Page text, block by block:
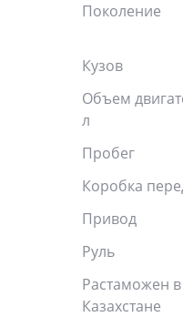
Поколение
Кузов
Объем
л
Пробег
Коробка
Привод
Руль
Растаможен в
Казахстане